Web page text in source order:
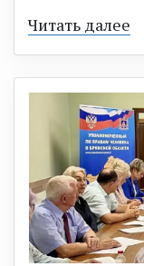
Читать далее